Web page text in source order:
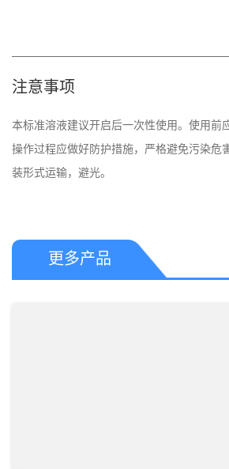
注意事项
本标准溶液建议开启后一次性使用。使用前
操作过程应做好防护措施，严格避免污染危
更多产品